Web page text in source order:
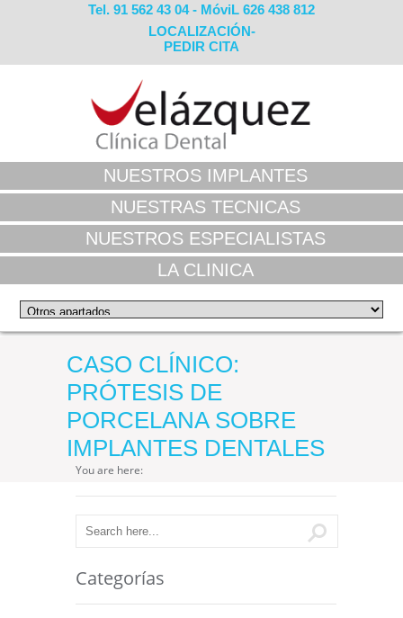
Tel. 91 562 43 04 - MóviL 626 438 812
LOCALIZACIÓN-
PEDIR CITA
NUESTROS IMPLANTES
NUESTRAS TECNICAS
NUESTROS ESPECIALISTAS
LA CLINICA
CASO CLÍNICO:
PRÓTESIS DE
PORCELANA SOBRE
IMPLANTES DENTALES
You are here:
Categorías